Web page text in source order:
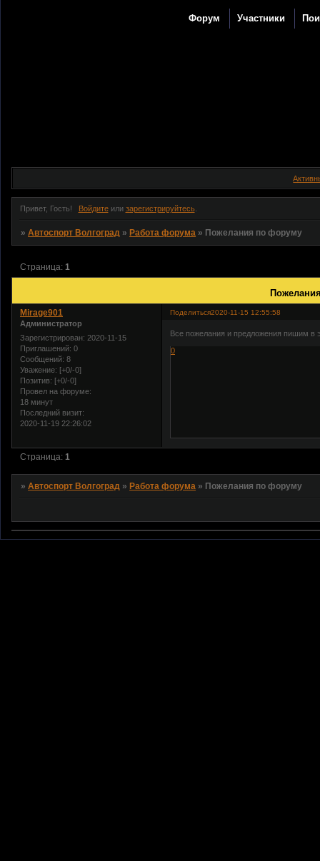
Форум Участники
Привет, Гость! Войдитеили зарегистрируйтесь.
»Автоспорт Волгоград » Работа форума » Пожелания по форуму
Страница:1
Поделиться2020-11-15 12:55:58
Mirage901
Администратор
Зарегистрирован: 2020-11-15
Приглашений: 0
Сообщений: 8
Уважение: [+0/-0]
Позитив: [+0/-0]
Провел на форуме:
18 минут
Последний визит:
2020-11-19 22:26:02
Все пожелания и предложения пишим в
0
Страница: 1
»Автоспорт Волгоград » Работа форума » Пожелания по форуму